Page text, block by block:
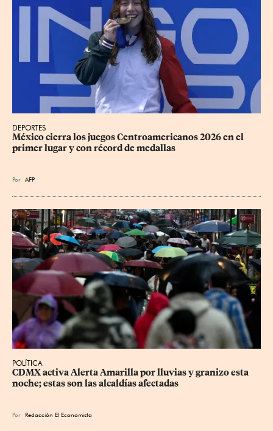
DEPORTES
México cierra los juegos Centroamericanos 2026 en el
primer lugar y con récord de medallas
Por AFP
POLÍTICA
CDMX activa Alerta Amarilla por lluvias y granizo esta
noche; estas son las alcaldías afectadas
Por Redacción El Economista